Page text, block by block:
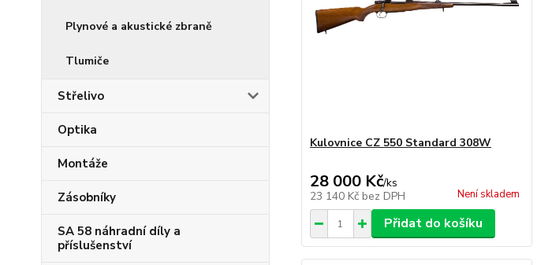
Plynové a akustické zbraně
Tlumiče
Střelivo
Optika
Montáže
Zásobníky
SA 58 náhradní díly a
příslušenství
Kulovnice CZ 550 Standard 308W
28 000 Kč/ks
23 140 Kč bez DPH Není skladem
Přidat do košíku